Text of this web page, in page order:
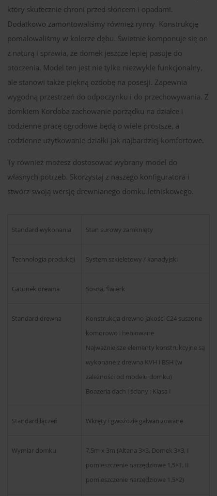
który skutecznie chroni przed słońcem i opadami.
Dodatkowo zamontowaliśmy również rynny. Konstrukcję
pomalowaliśmy w kolorze dębu. Świetnie komponuje się on
z naturą i sprawia, że domek jeszcze lepiej pasuje do
otoczenia. Model ten jest nie tylko niezwykle funkcjonalny,
ale stanowi także piękną ozdobę na posesji. Zapewnia
wygodną przestrzeń do odpoczynku i do przechowywania. Z
domkiem Kordoba zachowanie porządku na działce i
codzienne pracę ogrodowe będą o wiele prostsze, a
codzienne użytkowanie działki jak najbardziej komfortowe.
Ty również możesz dostosować wybrany model do
własnych potrzeb. Skorzystaj z naszego konfiguratora i
stwórz swoją wersję drewnianego domku letniskowego.
Standard wykonania Stan surowy zamknięty
Technologia produkcji System szkieletowy / kanadyjski
Gatunek drewna Sosna, Świerk
Standard drewna
Konstrukcja drewno jakości C24 suszone
komorowo i heblowane
Najważniejsze elementy konstrukcyjne są
wykonane z drewna KVH i BSH (w
zależności od modelu domku)
Boazeria dach i ściany : Klasa I
Standard łączeń Wkręty i gwoździe galwanizowane
Wymiar domku
7,5m x 3m (Altana 3×3, Domek 3×3, I
pomieszczenie narzędziowe 1,5×1, II
pomieszczenie narzędziowe 1,5×2)